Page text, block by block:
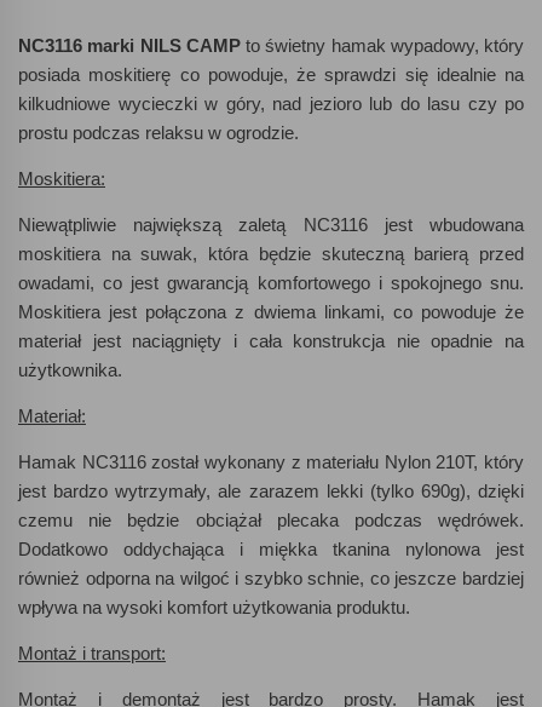
NC3116 marki NILS CAMPto świetny hamak wypadowy, który
posiada moskitierę co powoduje, że sprawdzi się idealnie na
kilkudniowe wycieczki w góry, nad jezioro lub do lasu czy po
prostu podczas relaksu w ogrodzie.
Moskitiera:
Niewątpliwie największą zaletą NC3116 jest wbudowana
moskitiera na suwak, która będzie skuteczną barierą przed
owadami, co jest gwarancją komfortowego i spokojnego snu.
Moskitiera jest połączona z dwiema linkami, co powoduje że
materiał jest naciągnięty i cała konstrukcja nie opadnie na
użytkownika.
Materiał:
Hamak NC3116 został wykonany z materiału Nylon 210T, który
jest bardzo wytrzymały, ale zarazem lekki (tylko 690g), dzięki
czemu nie będzie obciążał plecaka podczas wędrówek.
Dodatkowo oddychająca i miękka tkanina nylonowa jest
również odporna na wilgoć i szybko schnie, co jeszcze bardziej
wpływa na wysoki komfort użytkowania produktu.
Montaż i transport:
Montaż i demontaż jest bardzo prosty. Hamak jest